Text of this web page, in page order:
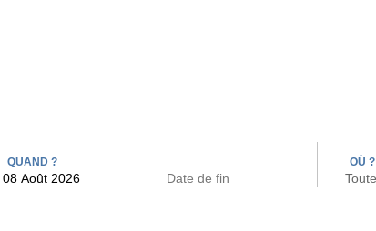
QUAND ? OÙ ?